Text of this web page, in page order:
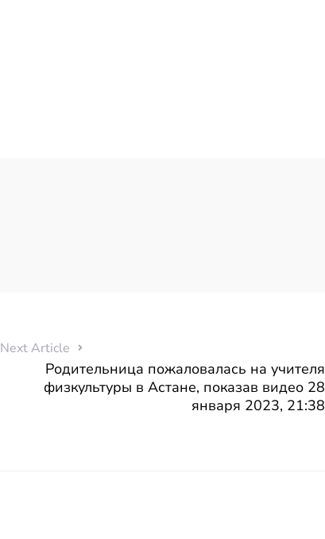
Next Article
Родительница пожаловалась на учителя
физкультуры в Астане, показав видео 28
января 2023, 21:38